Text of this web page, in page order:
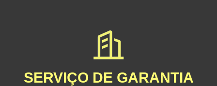
SERVIÇO DE GARANTIA